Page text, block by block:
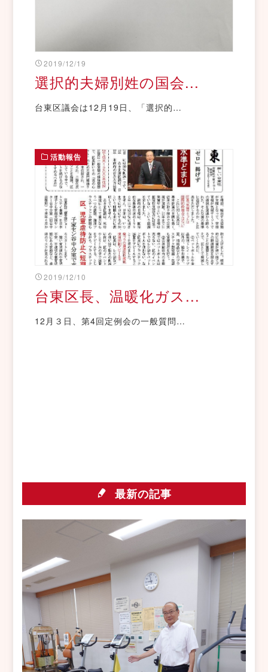
2019/12/19
選択的夫婦別姓の国会...
台東区議会は12月19日、「選択的…
活動報告
2019/12/10
台東区長、温暖化ガス...
12月３日、第4回定例会の一般質問…
最新の記事